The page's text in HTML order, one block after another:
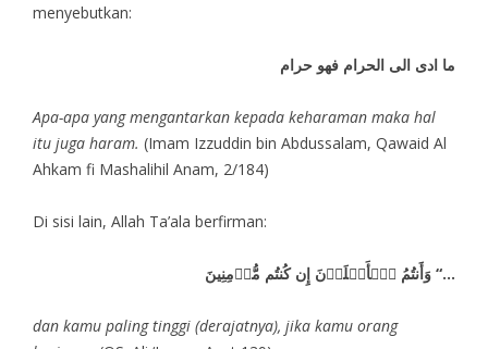
menyebutkan:
ما ادى الى الحرام فهو حرام
Apa-apa yang mengantarkan kepada keharaman maka hal
itu juga haram. (Imam Izzuddin bin Abdussalam, Qawaid Al
Ahkam fi Mashalihil Anam, 2/184)
Di sisi lain, Allah Ta’ala berfirman:
وَأَنتُمُ ٱلۡأَعۡلَوۡنَ إِن كُنتُم مُّؤۡمِنِينَ “…
dan kamu paling tinggi (derajatnya), jika kamu orang